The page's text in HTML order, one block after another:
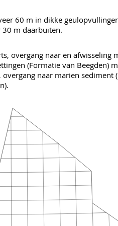
60 m in dikke
30 m daarbuiten.
overgang naar en afwisseling
(Formatie van Beegden)
overgang naar marien sediment